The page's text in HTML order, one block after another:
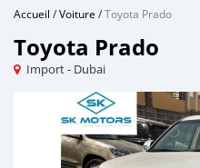
Accueil /Voiture /Toyota Prado
Toyota Prado
Import - Dubai